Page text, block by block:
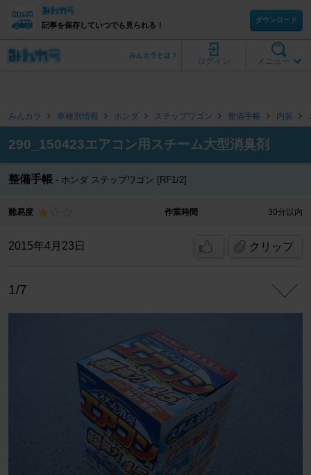
記事を保存していつでも見られる！
ダウンロード
メニュー
ログイン
みんカラとは？
みんカラ 車種別情報 ホンダ ステップワゴン 整備手帳 内装
290_150423エアコン用スチーム大型消臭剤
整備手帳 ホンダ ステップワゴン [RF1/2]
難易度 作業時間 30分以内
2015年4月23日 クリップ
1/7